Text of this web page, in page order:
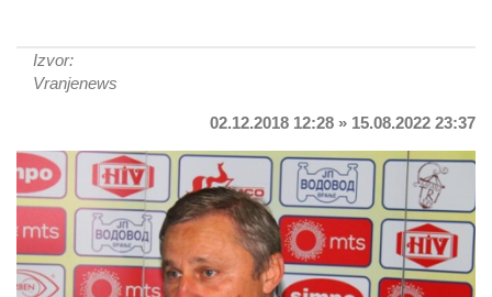
Izvor:
Vranjenews
02.12.2018 12:28 » 15.08.2022 23:37